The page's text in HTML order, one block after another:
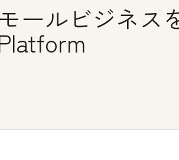
ールビジネス